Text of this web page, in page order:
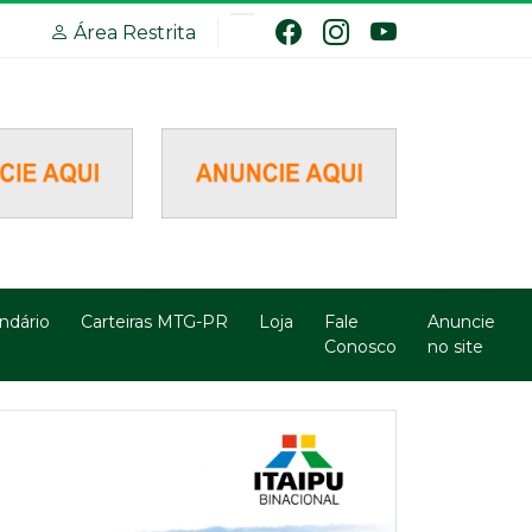
Área Restrita
Carteiras MTG-PR Loja
Fale
Conosco
Anuncie
no site